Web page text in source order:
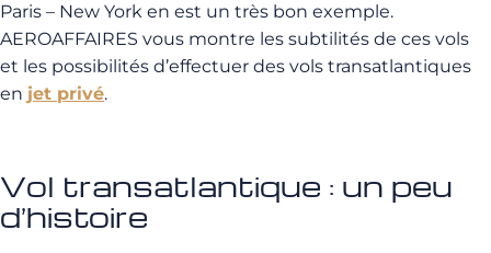
Paris – New York en est un très bon exemple.
AEROAFFAIRES vous montre les subtilités de ces vols
et les possibilités d’effectuer des vols transatlantiques
en jet privé.
Vol transatlantique : un peu
d’histoire